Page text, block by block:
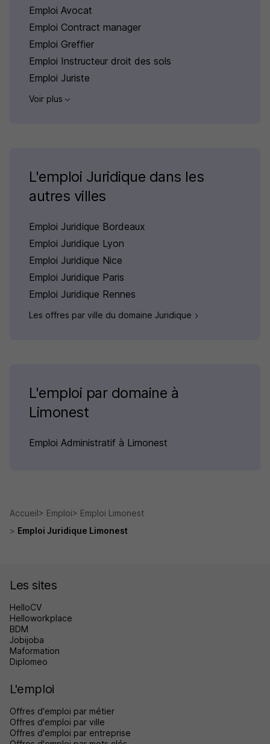
Emploi Avocat
Emploi Contract manager
Emploi Greffier
Emploi Instructeur droit des sols
Emploi Juriste
Voir plus
L'emploi Juridique dans les
autres villes
Emploi Juridique Bordeaux
Emploi Juridique Lyon
Emploi Juridique Nice
Emploi Juridique Paris
Emploi Juridique Rennes
Les offres par ville du domaine Juridique
L'emploi par domaine à
Limonest
Emploi Administratif à Limonest
Accueil Emploi
Emploi Limonest
Emploi Juridique Limonest
Les sites
HelloCV
Helloworkplace
BDM
Jobijoba
Maformation
Diplomeo
L'emploi
Offres d'emploi par métier
Offres d'emploi par ville
Offres d'emploi par entreprise